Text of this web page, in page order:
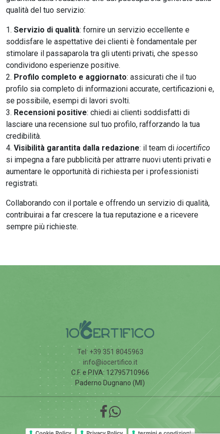
qualità del tuo servizio:
Servizio di qualità: fornire un servizio eccellente e
soddisfare le aspettative dei clienti è fondamentale per
stimolare il passaparola tra gli utenti privati, che spesso
condividono esperienze positive.
Profilo completo e aggiornato: assicurati che il tuo
profilo sia completo di informazioni accurate, certificazioni e,
se possibile, esempi di lavori svolti.
Recensioni positive: chiedi ai clienti soddisfatti di
lasciare una recensione sul tuo profilo, rafforzando la tua
credibilità.
Visibilità garantita dalla redazione: il team di iocertifico
si impegna a fare pubblicità per attrarre nuovi utenti privati e
aumentare le opportunità di richiesta per i professionisti
registrati.
Collaborando con il portale e offrendo un servizio di qualità,
contribuirai a far crescere la tua reputazione e a ricevere
sempre più richieste.
Tel: +39 351 8045963
info@iocertifico.it
C.F. e P.IVA: 12795710966
Paderno Dugnano (MI)